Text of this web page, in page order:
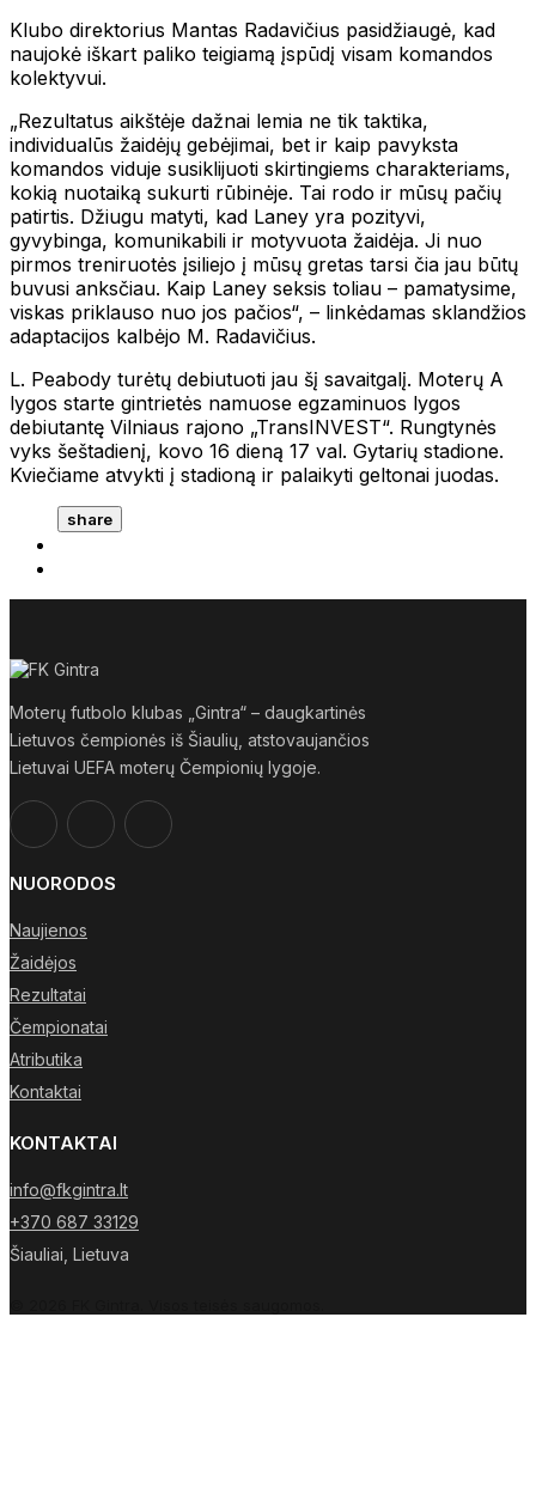
Klubo direktorius Mantas Radavičius pasidžiaugė, kad
naujokė iškart paliko teigiamą įspūdį visam komandos
kolektyvui.
„Rezultatus aikštėje dažnai lemia ne tik taktika,
individualūs žaidėjų gebėjimai, bet ir kaip pavyksta
komandos viduje susiklijuoti skirtingiems charakteriams,
kokią nuotaiką sukurti rūbinėje. Tai rodo ir mūsų pačių
patirtis. Džiugu matyti, kad Laney yra pozityvi,
gyvybinga, komunikabili ir motyvuota žaidėja. Ji nuo
pirmos treniruotės įsiliejo į mūsų gretas tarsi čia jau būtų
buvusi anksčiau. Kaip Laney seksis toliau – pamatysime,
viskas priklauso nuo jos pačios“, – linkėdamas sklandžios
adaptacijos kalbėjo M. Radavičius.
L. Peabody turėtų debiutuoti jau šį savaitgalį. Moterų A
lygos starte gintrietės namuose egzaminuos lygos
debiutantę Vilniaus rajono „TransINVEST“. Rungtynės
vyks šeštadienį, kovo 16 dieną 17 val. Gytarių stadione.
Kviečiame atvykti į stadioną ir palaikyti geltonai juodas.
share
Moterų futbolo klubas „Gintra“ – daugkartinės
Lietuvos čempionės iš Šiaulių, atstovaujančios
Lietuvai UEFA moterų Čempionių lygoje.
NUORODOS
Naujienos
Žaidėjos
Rezultatai
Čempionatai
Atributika
Kontaktai
KONTAKTAI
info@fkgintra.lt
+370 687 33129
Šiauliai, Lietuva